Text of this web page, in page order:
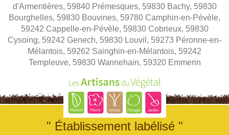
d'Armentières, 59840 Prémesques, 59830 Bachy, 59830
Bourghelles, 59830 Bouvines, 59780 Camphin-en-Pévèle,
59242 Cappelle-en-Pévèle, 59830 Cobrieux, 59830
Cysoing, 59242 Genech, 59830 Louvil, 59273 Péronne-en-
Mélantois, 59262 Sainghin-en-Mélantois, 59242
Templeuve, 59830 Wannehain, 59320 Emmerin
" Établissement labélisé "